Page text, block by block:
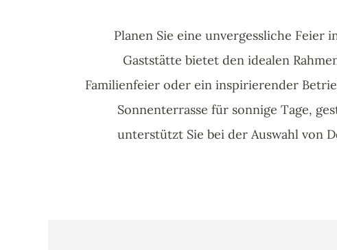
Planen Sie eine unvergessliche Feier
Gaststätte bietet den idealen
Familienfeier oder ein inspirierender
Sonnenterrasse für sonnige Tage,
unterstützt Sie bei der Auswahl von